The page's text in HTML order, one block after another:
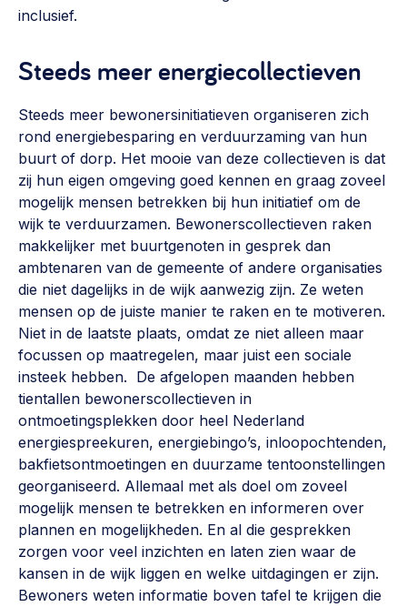
inclusief.
Steeds meer energiecollectieven
Steeds meer bewonersinitiatieven organiseren zich
rond energiebesparing en verduurzaming van hun
buurt of dorp. Het mooie van deze collectieven is dat
zij hun eigen omgeving goed kennen en graag zoveel
mogelijk mensen betrekken bij hun initiatief om de
wijk te verduurzamen. Bewonerscollectieven raken
makkelijker met buurtgenoten in gesprek dan
ambtenaren van de gemeente of andere organisaties
die niet dagelijks in de wijk aanwezig zijn. Ze weten
mensen op de juiste manier te raken en te motiveren.
Niet in de laatste plaats, omdat ze niet alleen maar
focussen op maatregelen, maar juist een sociale
insteek hebben. De afgelopen maanden hebben
tientallen bewonerscollectieven in
ontmoetingsplekken door heel Nederland
energiespreekuren, energiebingo’s, inloopochtenden,
bakfietsontmoetingen en duurzame tentoonstellingen
georganiseerd. Allemaal met als doel om zoveel
mogelijk mensen te betrekken en informeren over
plannen en mogelijkheden. En al die gesprekken
zorgen voor veel inzichten en laten zien waar de
kansen in de wijk liggen en welke uitdagingen er zijn.
Bewoners weten informatie boven tafel te krijgen die